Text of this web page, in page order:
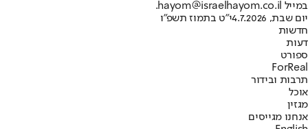
במייל hayom@israelhayom.co.il.
יום שבת, 4.7.2026
י"ט בתמוז תשפ"ו
חדשות
דעות
ספורט
ForReal
תרבות ובידור
אוכל
מגזין
אנחנו מגייסים